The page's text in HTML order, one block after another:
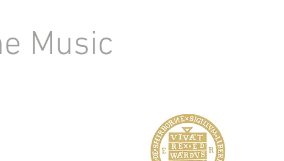
Music
adipisci elit, sed eiusmod tempor incidunt ut
enim ad minim veniam, quis nostrum exercitationem
nisi ut aliquid ex ea commodi consequatur. Quis